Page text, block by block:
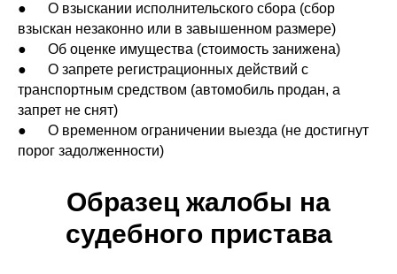
● О взыскании исполнительского сбора (сбор
взыскан незаконно или в завышенном размере)
● Об оценке имущества (стоимость занижена)
● О запрете регистрационных действий с
транспортным средством (автомобиль продан, а
запрет не снят)
● О временном ограничении выезда (не достигнут
порог задолженности)
Образец жалобы на
судебного пристава